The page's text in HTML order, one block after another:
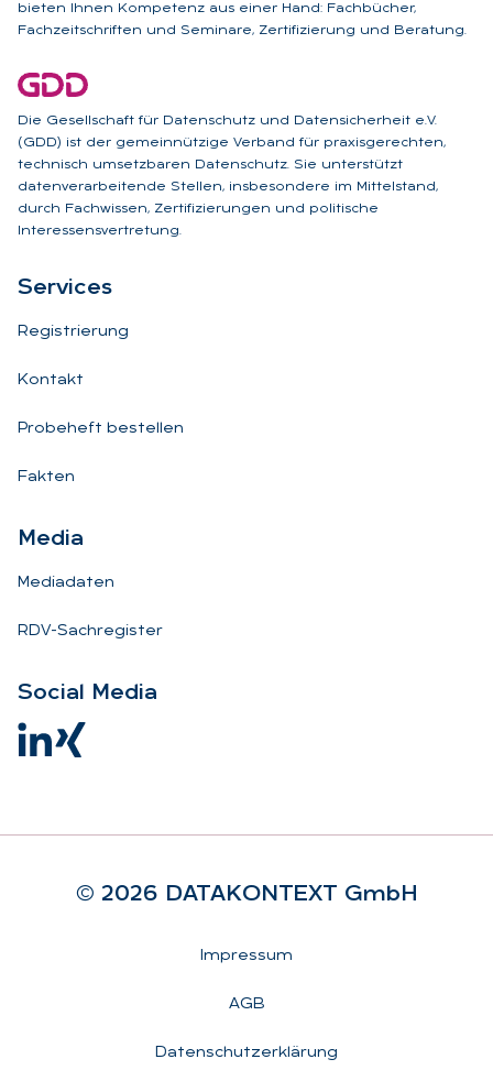
bieten Ihnen Kompetenz aus einer Hand: Fachbücher,
Fachzeitschriften und Seminare, Zertifizierung und Beratung.
Die Gesellschaft für Datenschutz und Datensicherheit e.V.
(GDD) ist der gemeinnützige Verband für praxisgerechten,
technisch umsetzbaren Datenschutz. Sie unterstützt
datenverarbeitende Stellen, insbesondere im Mittelstand,
durch Fachwissen, Zertifizierungen und politische
Interessensvertretung.
Ser­vices
Registrierung
Kontakt
Probeheft bestellen
Fakten
Me­dia
Mediadaten
RDV-Sachregister
So­ci­al Me­dia
© 2026 DA­TA­KON­TEXT GmbH
Impressum
AGB
Datenschutzerklärung